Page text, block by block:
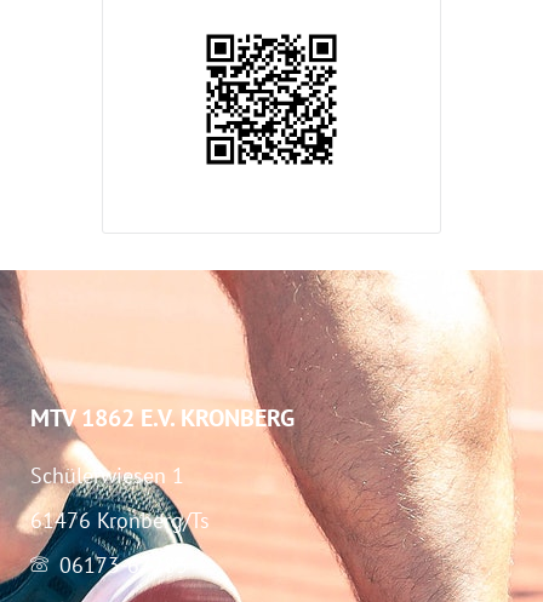
MTV 1862 E.V. KRONBERG
Schülerwiesen 1
61476 Kronberg/Ts
06173-67283